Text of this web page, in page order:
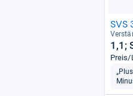
SVS
1,1;
Preis/